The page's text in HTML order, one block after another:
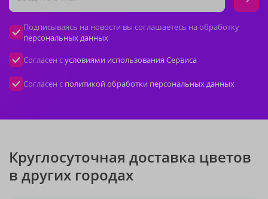
Подписываясь на новости вы соглашаетесь на обработку
персональных данных
Согласен сусловиями использования Сервиса
Согласен с политикой обработки персональных данных
Круглосуточная доставка цветов
в других городах